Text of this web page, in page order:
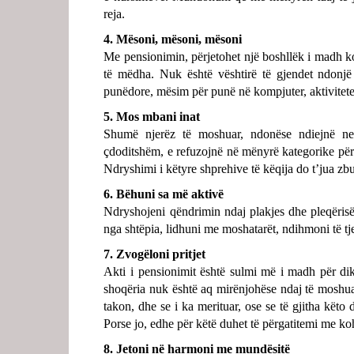
reja.
4. Mësoni, mësoni, mësoni
Me pensionimin, përjetohet një boshllëk i madh
të mëdha. Nuk është vështirë të gjendet
punëdore, mësim për punë në kompjuter,
5. Mos mbani inat
Shumë njerëz të moshuar, ndonëse ndiejnë
çdoditshëm, e refuzojnë në mënyrë kategorike
Ndryshimi i këtyre shprehive të këqija do t’jua
6. Bëhuni sa më aktivë
Ndryshojeni qëndrimin ndaj plakjes dhe
nga shtëpia, lidhuni me moshatarët, ndihmoni të
7. Zvogëloni pritjet
Akti i pensionimit është sulmi më i madh për
shoqëria nuk është aq mirënjohëse ndaj të
takon, dhe se i ka merituar, ose se të gjitha këto
Porse jo, edhe për këtë duhet të përgatitemi me
8. Jetoni në harmoni me mundësitë